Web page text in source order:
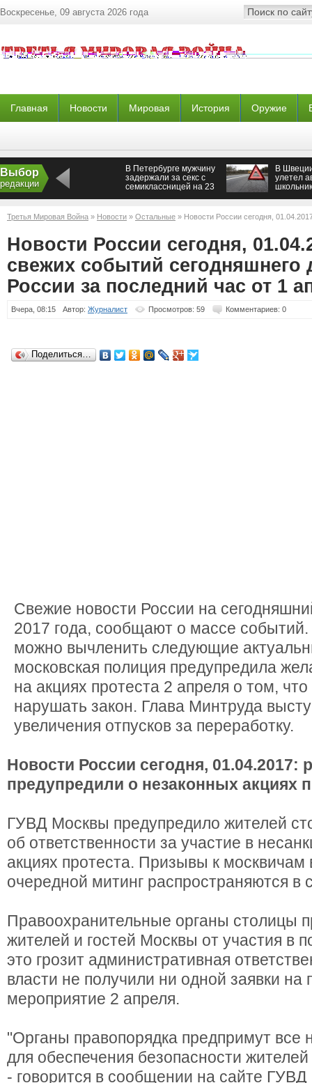
Воскресенье, 09 августа 2026 года
Главная Новости Мировая История Оружие
Выбор
редакции
В Петербурге мужчину
задержали за секс с
семиклассницей на 23
В
улетел
Третья Мировая Война » Новости » Остальные » Новости России сегодня,
дня, новости России за последний час от 1 апреля
Новости России сегодня,
свежих событий сегодняшнего
России за последний час от 1
Вчера, 08:15 Автор: Журналист Просмотров: 59 Комментариев: 0
Поделиться…
Свежие новости России на
2017 года, сообщают о массе событий.
можно вычленить следующие
московская полиция предупредила
на акциях протеста 2 апреля о том,
нарушать закон. Глава Минтруда
увеличения отпусков за переработку.
Новости России сегодня, 01.04.2017:
предупредили о незаконных акциях
ГУВД Москвы предупредило жителей
об ответственности за участие в
акциях протеста. Призывы к москвичам
очередной митинг распространяются в
Правоохранительные органы столицы
жителей и гостей Москвы от участия в
это грозит административная
власти не получили ни одной заявки
мероприятие 2 апреля.
"Органы правопорядка предпримут
для обеспечения безопасности
- говорится в сообщении на сайте